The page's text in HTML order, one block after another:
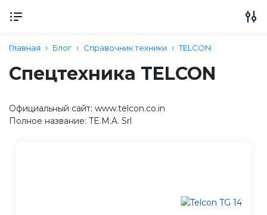
Главная Блог Справочник техники TELCON
Спецтехника TELCON
Официальный сайт: www.telcon.co.in
Полное название: TE.M.A. Srl